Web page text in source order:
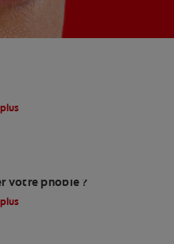
votre phobie ?